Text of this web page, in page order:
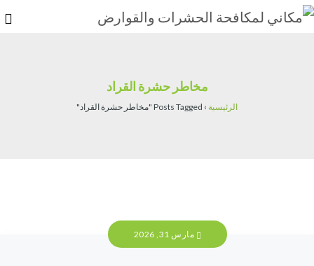
مخاطر حشرة القراد
الرئيسية › Posts Tagged "مخاطر حشرة القراد"
مارس 31, 2026